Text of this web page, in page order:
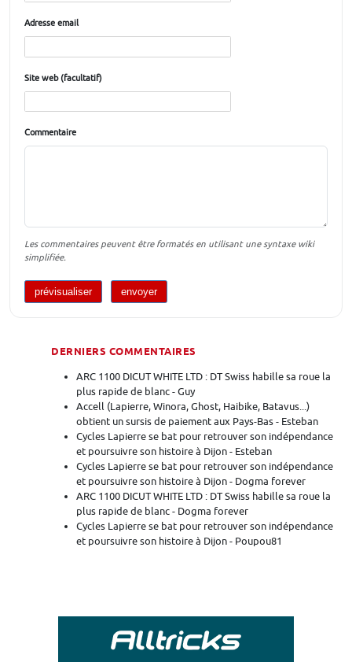
Adresse email
Site web (facultatif)
Commentaire
Les commentaires peuvent être formatés en utilisant une syntaxe wiki
simplifiée.
DERNIERS COMMENTAIRES
ARC 1100 DICUT WHITE LTD : DT Swiss habille sa roue la
plus rapide de blanc - Guy
Accell (Lapierre, Winora, Ghost, Haibike, Batavus...)
obtient un sursis de paiement aux Pays-Bas - Esteban
Cycles Lapierre se bat pour retrouver son indépendance
et poursuivre son histoire à Dijon - Esteban
Cycles Lapierre se bat pour retrouver son indépendance
et poursuivre son histoire à Dijon - Dogma forever
ARC 1100 DICUT WHITE LTD : DT Swiss habille sa roue la
plus rapide de blanc - Dogma forever
Cycles Lapierre se bat pour retrouver son indépendance
et poursuivre son histoire à Dijon - Poupou81